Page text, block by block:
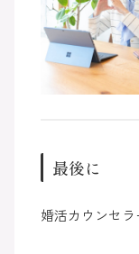
最後に
婚活カウンセラ